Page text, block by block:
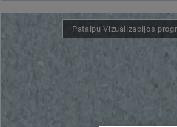
Patalpų Vizualizacijos